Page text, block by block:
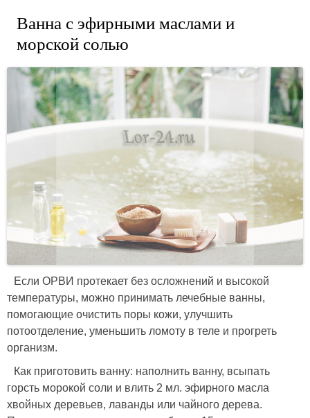
Ванна с эфирными маслами и
морской солью
Если ОРВИ протекает без осложнений и высокой
температуры, можно принимать лечебные ванны,
помогающие очистить поры кожи, улучшить
потоотделение, уменьшить ломоту в теле и прогреть
организм.
Как приготовить ванну: наполнить ванну, всыпать
горсть морокой соли и влить 2 мл. эфирного масла
хвойных деревьев, лаванды или чайного дерева.